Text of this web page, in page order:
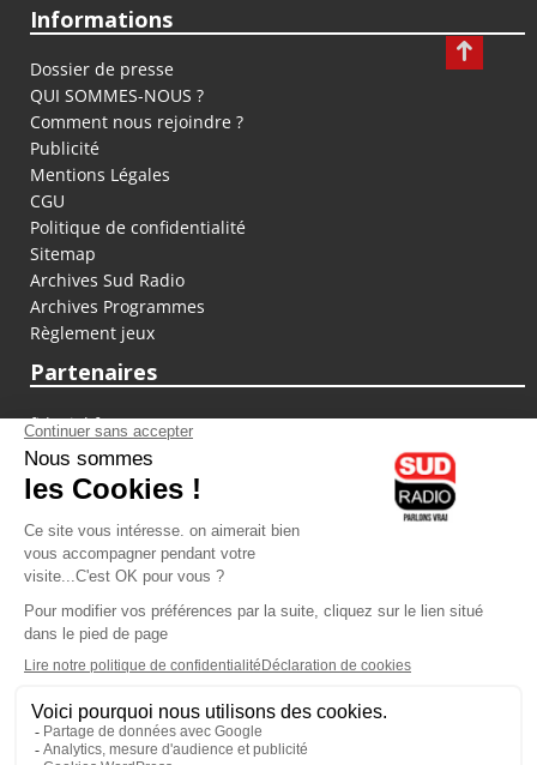
Informations
Dossier de presse
QUI SOMMES-NOUS ?
Comment nous rejoindre ?
Publicité
Mentions Légales
CGU
Politique de confidentialité
Sitemap
Archives Sud Radio
Archives Programmes
Règlement jeux
Partenaires
fiducial.fr
lyoncapitale.fr
olympique-et-lyonnais.com
L'application Iphone / Android
Téléchargez l'application
Les cookies
Gestion des cookies